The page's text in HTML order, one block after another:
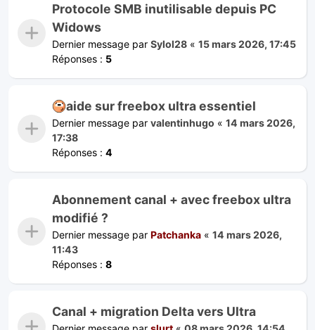
Protocole SMB inutilisable depuis PC
Widows
Dernier message par Sylol28 « 15 mars 2026, 17:45
Réponses : 5
aide sur freebox ultra essentiel
Dernier message par valentinhugo « 14 mars 2026,
17:38
Réponses : 4
Abonnement canal + avec freebox ultra
modifié ?
Dernier message par Patchanka « 14 mars 2026,
11:43
Réponses : 8
Canal + migration Delta vers Ultra